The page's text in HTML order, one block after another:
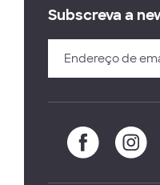
Subscreva a